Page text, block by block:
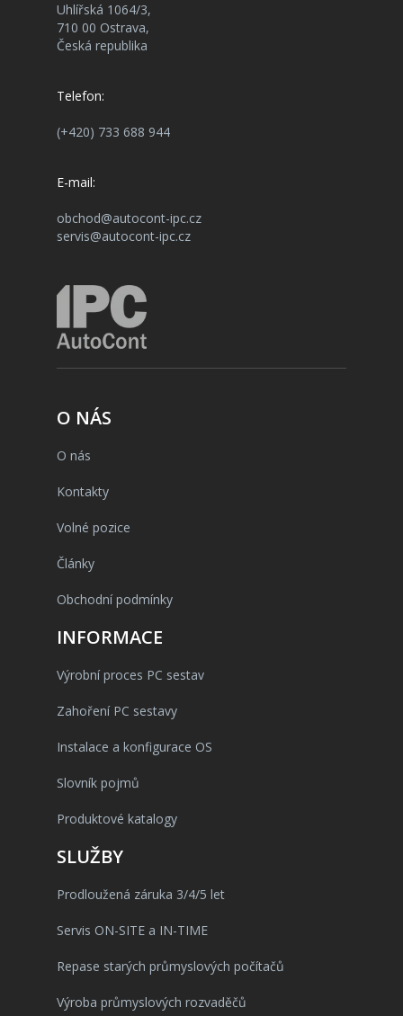
Uhlířská 1064/3,
710 00 Ostrava,
Česká republika
Telefon:
(+420) 733 688 944
E-mail:
obchod@autocont-ipc.cz
servis@autocont-ipc.cz
O NÁS
O nás
Kontakty
Volné pozice
Články
Obchodní podmínky
INFORMACE
Výrobní proces PC sestav
Zahoření PC sestavy
Instalace a konfigurace OS
Slovník pojmů
Produktové katalogy
SLUŽBY
Prodloužená záruka 3/4/5 let
Servis ON-SITE a IN-TIME
Repase starých průmyslových počítačů
Výroba průmyslových rozvaděčů